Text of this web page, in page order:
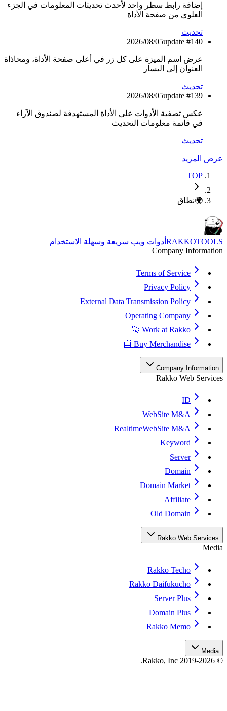
إضافة رابط سطر واحد لأحدث تحديثات المعلومات في الجزء
العلوي من صفحة الأداة
تحديث
2026/08/05update # 140
عرض اسم الميزة على كل زر في أعلى صفحة الأداة، ومحاذاة
العنوان إلى اليسار
تحديث
2026/08/05update # 139
عكس تصفية الأدوات على الأداة المستهدفة لصندوق الآراء
في قائمة معلومات التحديث
تحديث
المزيد
TOP
🌍نطاق
أدوات ويب سريعة وسهلة الاستخدام
Company
Terms of Service
Privacy Policy
External Data Transmission Policy
Operating Company
Work at Rakko 🚀
Buy Merchandise 🏬
Company
Rakko Web
ID
WebSite M&A
RealtimeWebSite M&A
Keyword
Server
Domain
Domain Market
Affiliate
Old Domain
Rakko Web
Rakko Techo
Rakko Daifukucho
Server Plus
Domain Plus
Rakko Memo